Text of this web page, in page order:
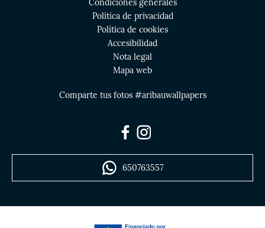
Condiciones generales
Política de privacidad
Política de cookies
Accesibilidad
Nota legal
Mapa web
Comparte tus fotos #aribauwallpapers
650763557